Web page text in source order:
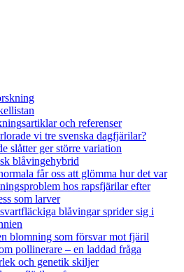
och referenser
vi tre svenska dagfjärilar?
slåtter ger större variation
blåvingehybrid
får oss att glömma hur det var
hos rapsfjärilar efter
som larver
blåvingar sprider sig i
blomning som försvar mot fjäril
pollinerare – en laddad fråga
och genetik skiljer